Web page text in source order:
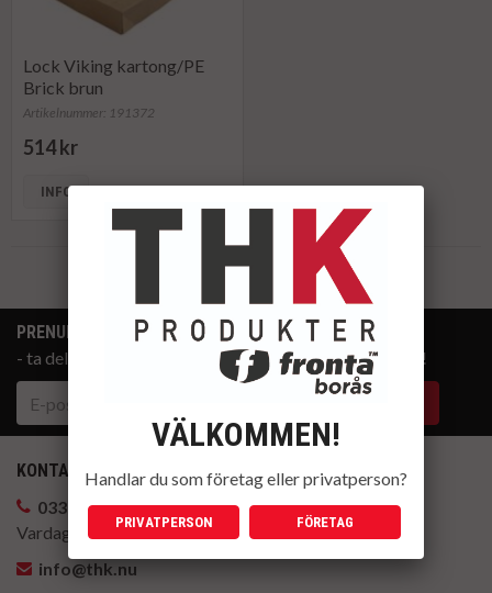
Lock Viking kartong/PE
Brick brun
Artikelnummer: 191372
514 kr
INFO
PRENUMERERA PÅ NYHETSBREVET
- ta del av våra bästa erbjudanden och produktnyheter!
KONTAKTA OSS
033-14 88 22
Vardagar kl. 8-17
info@thk.nu
VÄLKOMMEN!
Handlar du som företag eller privatperson?
PRIVATPERSON FÖRETAG